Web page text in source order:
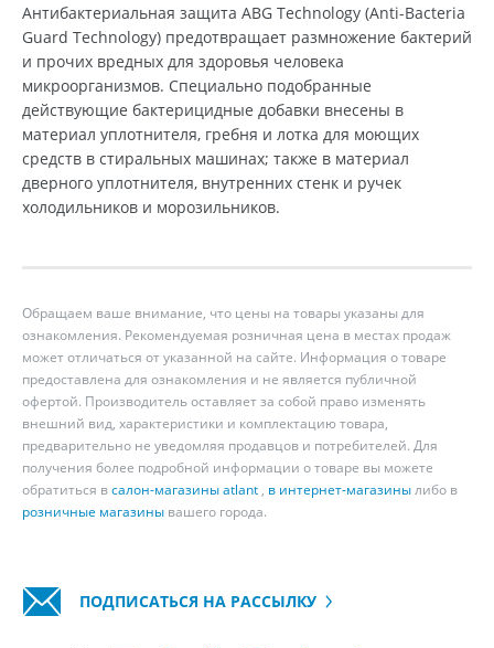
Антибактериальная защита ABG Technology (Anti-Bacteria
Guard Technology) предотвращает размножение бактерий
и прочих вредных для здоровья человека
микроорганизмов. Специально подобранные
действующие бактерицидные добавки внесены в
материал уплотнителя, гребня и лотка для моющих
средств в стиральных машинах; также в материал
дверного уплотнителя, внутренних стенк и ручек
холодильников и морозильников.
Обращаем ваше внимание, что цены на товары указаны для
ознакомления. Рекомендуемая розничная цена в местах продаж
может отличаться от указанной на сайте. Информация о товаре
предоставлена для ознакомления и не является публичной
офертой. Производитель оставляет за собой право изменять
внешний вид, характеристики и комплектацию товара,
предварительно не уведомляя продавцов и потребителей. Для
получения более подробной информации о товаре вы можете
обратиться всалон-магазины atlant , в интернет-магазинылибо в
розничные магазины вашего города.
ПОДПИСАТЬСЯ НА РАССЫЛКУ